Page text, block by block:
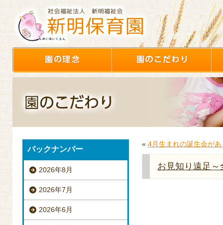
バックナンバー
2026年8月
2026年7月
2026年6月
« 4月生まれの誕生会が
お見知り遠足～